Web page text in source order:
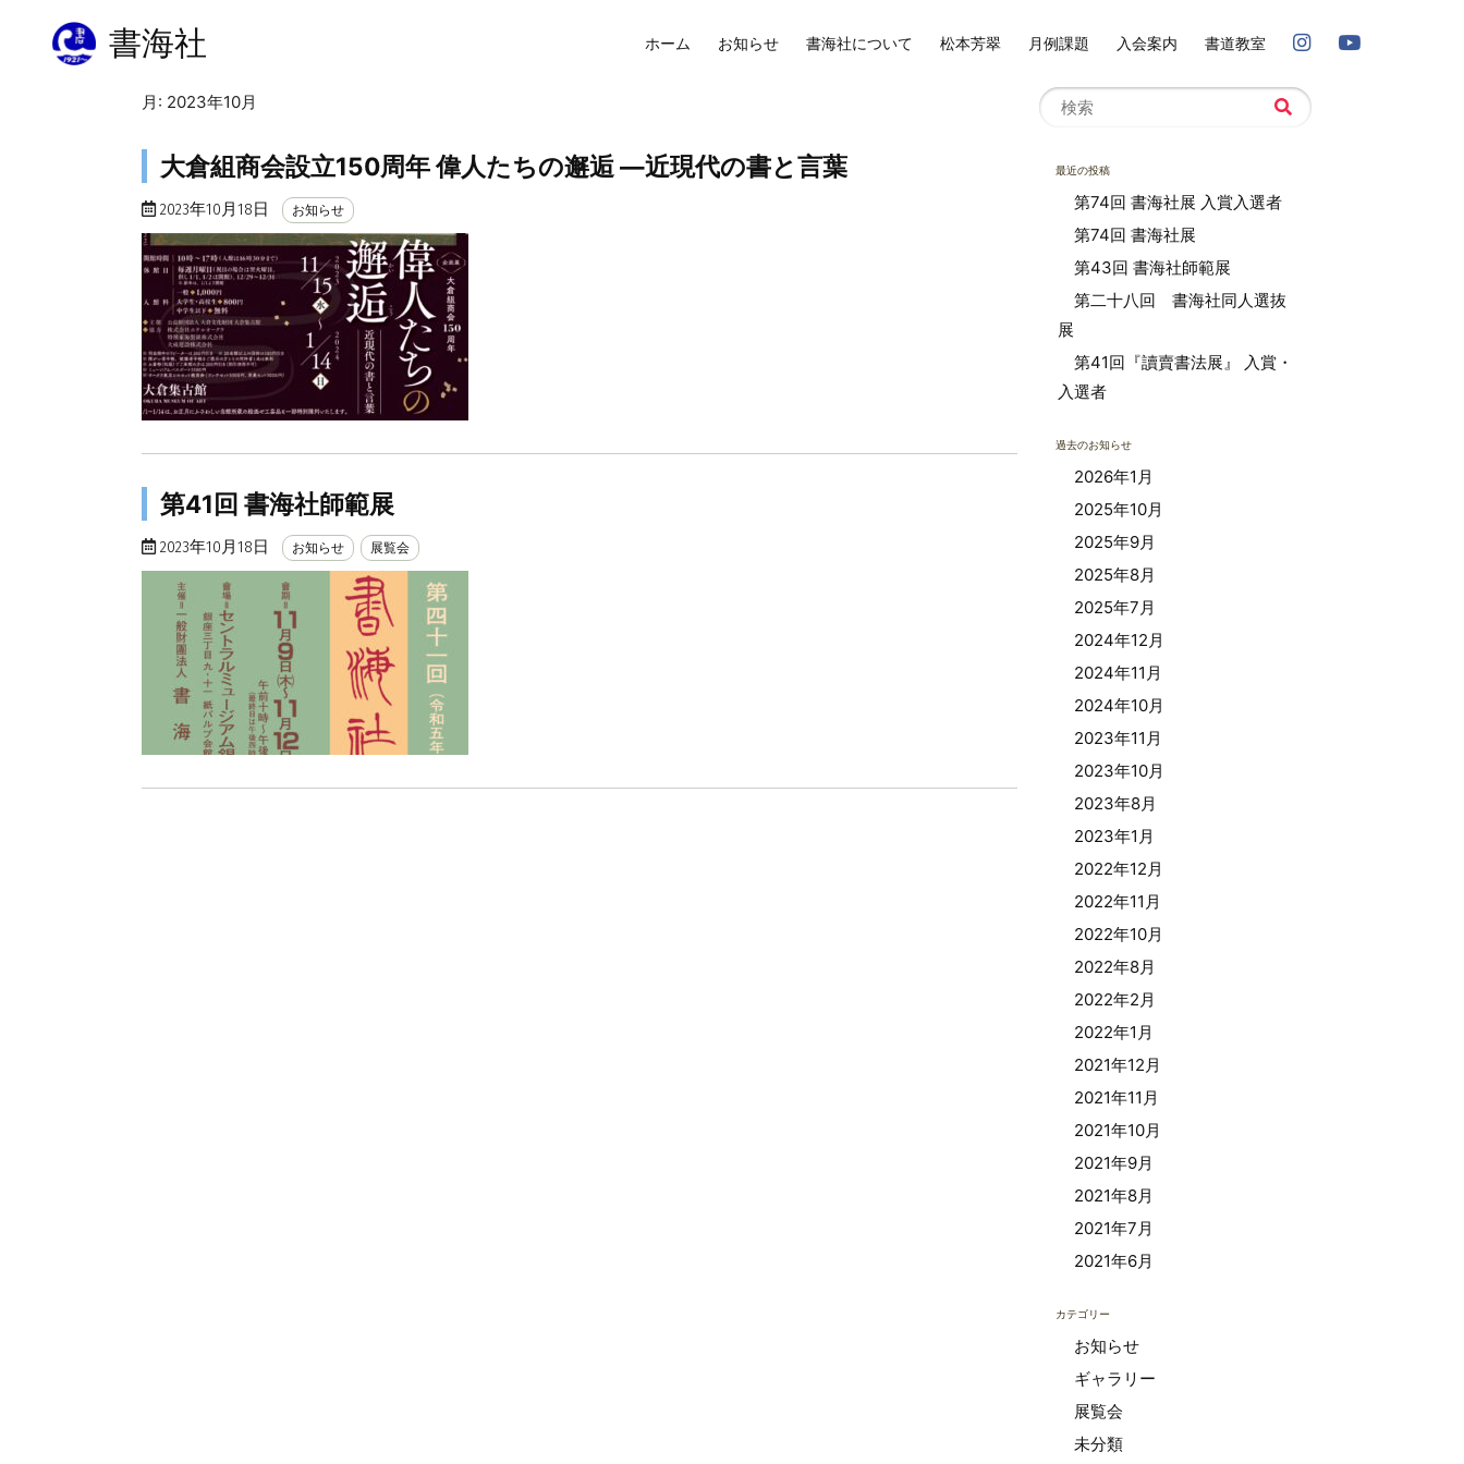
書海社 ホーム お知らせ 書海社について 松本芳翠 月例課題 入会案内 書道教室
月: 2023年10月
大倉組商会設立150周年 偉人たちの邂逅 ―近現代の書と言葉
2023年10月18日 お知らせ
第41回 書海社師範展
2023年10月18日 お知らせ 展覧会
最近の投稿
第74回 書海社展 入賞入選者
第74回 書海社展
第43回 書海社師範展
第二十八回 書海社同人選抜
展
第41回『讀賣書法展』 入賞・
入選者
過去のお知らせ
2026年1月
2025年10月
2025年9月
2025年8月
2025年7月
2024年12月
2024年11月
2024年10月
2023年11月
2023年10月
2023年8月
2023年1月
2022年12月
2022年11月
2022年10月
2022年8月
2022年2月
2022年1月
2021年12月
2021年11月
2021年10月
2021年9月
2021年8月
2021年7月
2021年6月
カテゴリー
お知らせ
ギャラリー
展覧会
未分類